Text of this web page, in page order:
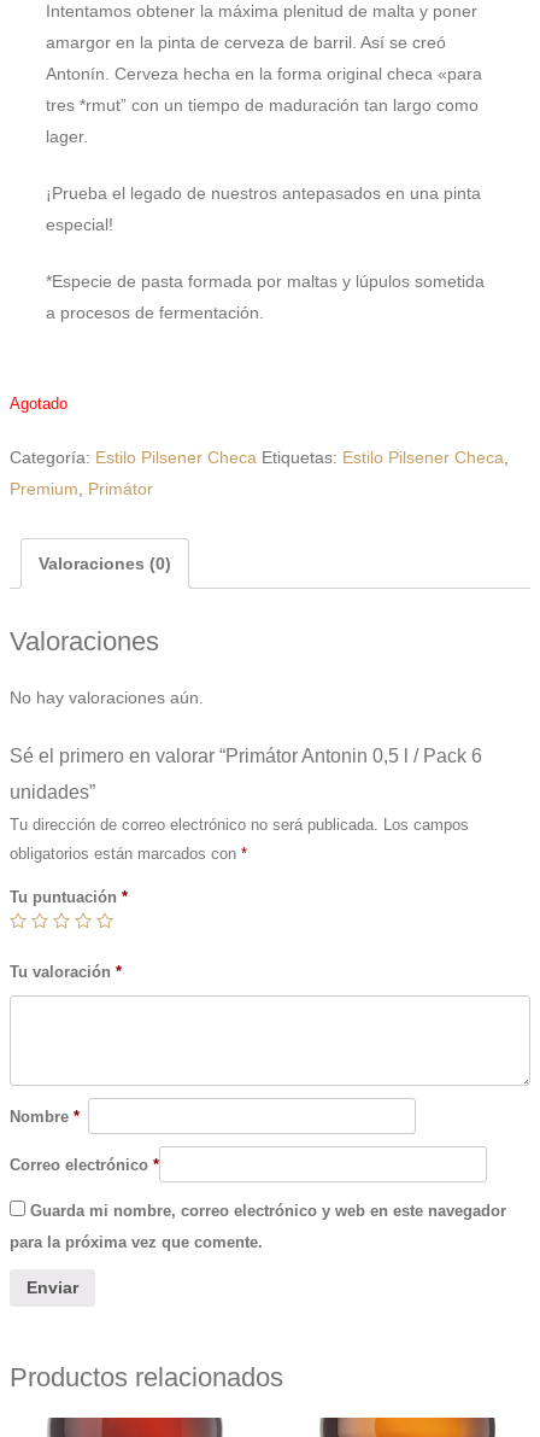
Intentamos obtener la máxima plenitud de malta y poner
amargor en la pinta de cerveza de barril. Así se creó
Antonín. Cerveza hecha en la forma original checa «para
tres *rmut” con un tiempo de maduración tan largo como
lager.
¡Prueba el legado de nuestros antepasados en una pinta
especial!
*Especie de pasta formada por maltas y lúpulos sometida
a procesos de fermentación.
Agotado
Categoría: Estilo Pilsener Checa Etiquetas: Estilo Pilsener Checa
Premium
Primátor
Valoraciones (0)
Valoraciones
No hay valoraciones aún.
Sé el primero en valorar “Primátor Antonin 0,5 l / Pack 6
unidades”
Tu dirección de correo electrónico no será publicada.
Los campos
obligatorios están marcados con *
Tu puntuación *
Tu valoración *
Nombre *
Correo electrónico *
Guarda mi nombre, correo electrónico y web en este navegador
para la próxima vez que comente.
Productos relacionados